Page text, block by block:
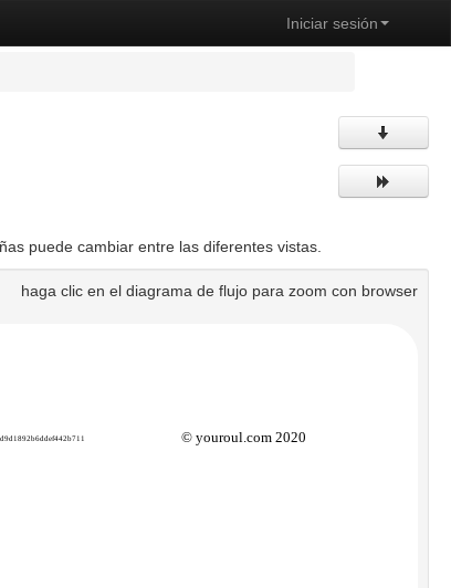
Iniciar sesión
puede cambiar entre las diferentes vistas.
haga clic en el diagrama de flujo para zoom con browser